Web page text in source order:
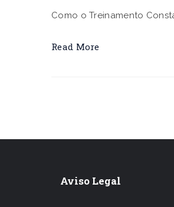
Como o Treinamento
Read More
Aviso Legal